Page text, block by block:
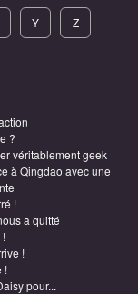
Y Z
?
véritablement geek
à Qingdao avec une
!
a quitté
!
!
!
pour...